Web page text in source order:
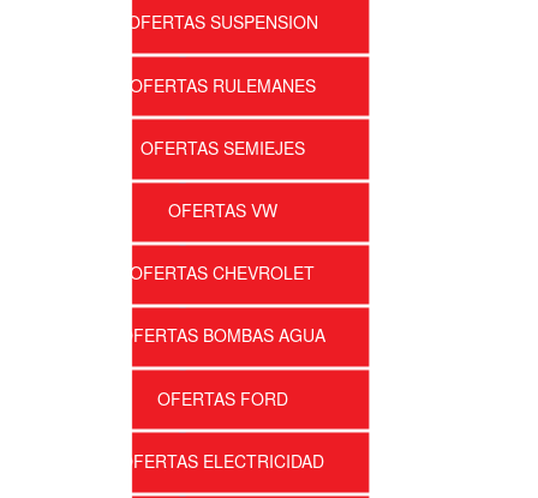
OFERTAS SUSPENSION
OFERTAS RULEMANES
OFERTAS SEMIEJES
OFERTAS VW
OFERTAS CHEVROLET
OFERTAS BOMBAS AGUA
OFERTAS FORD
OFERTAS ELECTRICIDAD